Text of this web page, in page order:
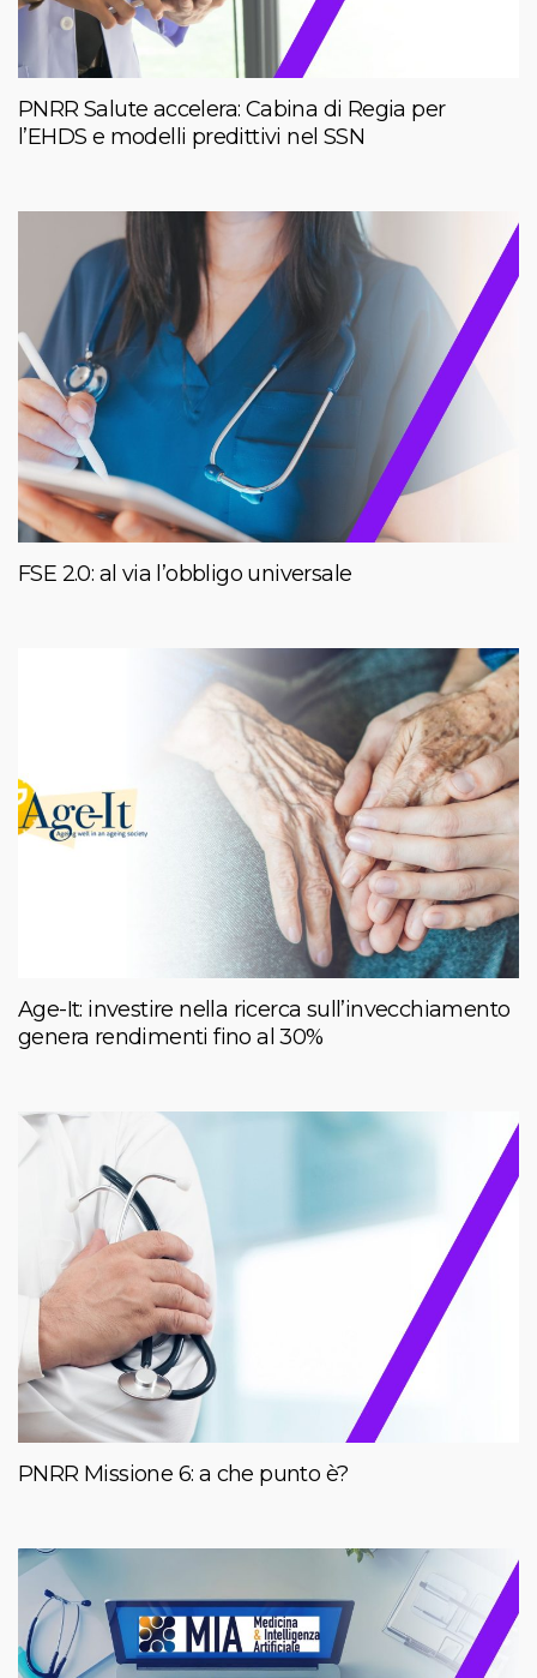
PNRR Salute accelera: Cabina di Regia per
l’EHDS e modelli predittivi nel SSN
FSE 2.0: al via l’obbligo universale
Age-It: investire nella ricerca sull’invecchiamento
genera rendimenti fino al 30%
PNRR Missione 6: a che punto è?